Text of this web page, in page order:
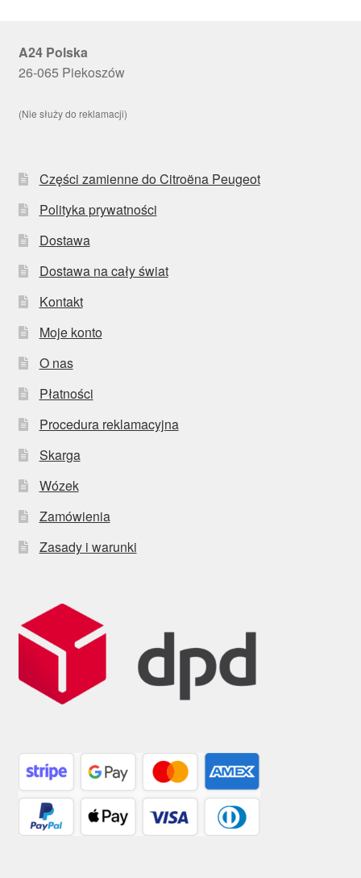
A24 Polska
26-065 Piekoszów
(Nie służy do reklamacji)
Części zamienne do Citroëna Peugeot
Polityka prywatności
Dostawa
Dostawa na cały świat
Kontakt
Moje konto
O nas
Płatności
Procedura reklamacyjna
Skarga
Wózek
Zamówienia
Zasady i warunki